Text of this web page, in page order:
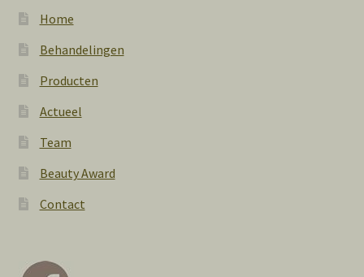
Home
Behandelingen
Producten
Actueel
Team
Beauty Award
Contact